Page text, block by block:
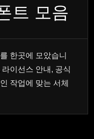
트 모음
한곳에 모았습니
이선스 안내, 공식
작업에 맞는 서체